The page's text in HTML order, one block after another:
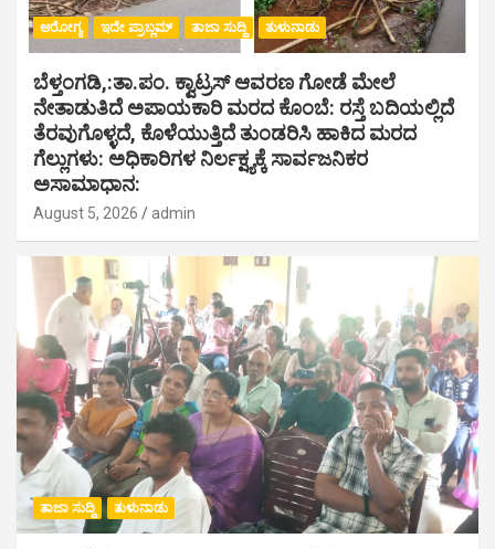
ಆರೋಗ್ಯ ಇದೇ ಪ್ರಾಬ್ಲಮ್ ತಾಜಾ ಸುದ್ದಿ ತುಳುನಾಡು
ಬೆಳ್ತಂಗಡಿ,:ತಾ.ಪಂ‌. ಕ್ವಾಟ್ರಸ್ ಆವರಣ ಗೋಡೆ ಮೇಲೆ
ನೇತಾಡುತಿದೆ ಅಪಾಯಕಾರಿ ಮರದ ಕೊಂಬೆ: ರಸ್ತೆ ಬದಿಯಲ್ಲಿದೆ
ತೆರವುಗೊಳ್ಳದೆ, ಕೊಳೆಯುತ್ತಿದೆ ತುಂಡರಿಸಿ ಹಾಕಿದ ಮರದ
ಗೆಲ್ಲುಗಳು: ಅಧಿಕಾರಿಗಳ ನಿರ್ಲಕ್ಷ್ಯಕ್ಕೆ ಸಾರ್ವಜನಿಕರ
ಅಸಾಮಾಧಾನ:
August 5, 2026 admin
ತಾಜಾ ಸುದ್ದಿ ತುಳುನಾಡು